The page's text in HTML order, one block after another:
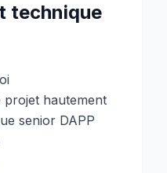
technique
projet hautement
senior DAPP